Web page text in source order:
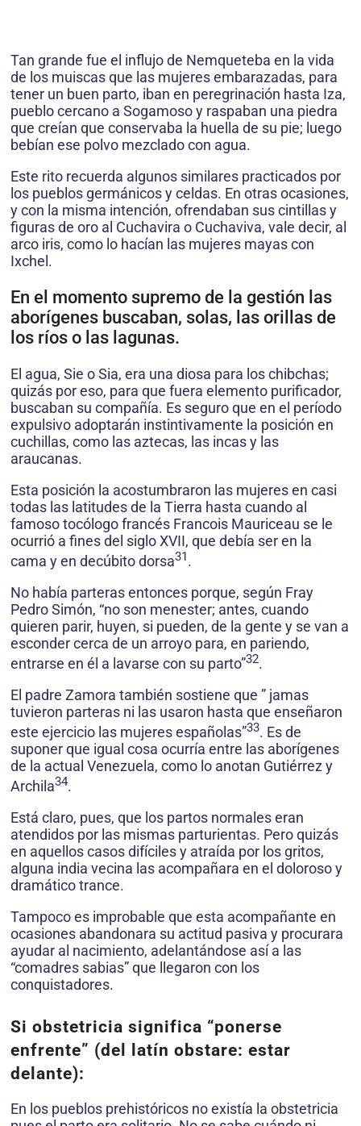
Tan grande fue el influjo de Nemqueteba en la vida
de los muiscas que las mujeres embarazadas, para
tener un buen parto, iban en peregrinación hasta Iza,
pueblo cercano a Sogamoso y raspaban una piedra
que creían que conservaba la huella de su pie; luego
bebían ese polvo mezclado con agua.
Este rito recuerda algunos similares practicados por
los pueblos germánicos y celdas. En otras ocasiones,
y con la misma intención, ofrendaban sus cintillas y
figuras de oro al Cuchavira o Cuchaviva, vale decir, al
arco iris, como lo hacían las mujeres mayas con
Ixchel.
En el momento supremo de la gestión las
aborígenes buscaban, solas, las orillas de
los ríos o las lagunas.
El agua, Sie o Sia, era una diosa para los chibchas;
quizás por eso, para que fuera elemento purificador,
buscaban su compañía. Es seguro que en el período
expulsivo adoptarán instintivamente la posición en
cuchillas, como las aztecas, las incas y las
araucanas.
Esta posición la acostumbraron las mujeres en casi
todas las latitudes de la Tierra hasta cuando al
famoso tocólogo francés Francois Mauriceau se le
ocurrió a fines del siglo XVII, que debía ser en la
cama y en decúbito dorsa31.
No había parteras entonces porque, según Fray
Pedro Simón, “no son menester; antes, cuando
quieren parir, huyen, si pueden, de la gente y se van a
esconder cerca de un arroyo para, en pariendo,
entrarse en él a lavarse con su parto”32.
El padre Zamora también sostiene que ” jamas
tuvieron parteras ni las usaron hasta que enseñaron
este ejercicio las mujeres españolas”33. Es de
suponer que igual cosa ocurría entre las aborígenes
de la actual Venezuela, como lo anotan Gutiérrez y
Archila34.
Está claro, pues, que los partos normales eran
atendidos por las mismas parturientas. Pero quizás
en aquellos casos difíciles y atraída por los gritos,
alguna india vecina las acompañara en el doloroso y
dramático trance.
Tampoco es improbable que esta acompañante en
ocasiones abandonara su actitud pasiva y procurara
ayudar al nacimiento, adelantándose así a las
“comadres sabias” que llegaron con los
conquistadores.
Si obstetricia significa “ponerse
enfrente” (del latín obstare: estar
delante):
En los pueblos prehistóricos no existía la obstetricia